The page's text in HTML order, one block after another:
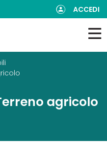
ACCEDI
agricolo